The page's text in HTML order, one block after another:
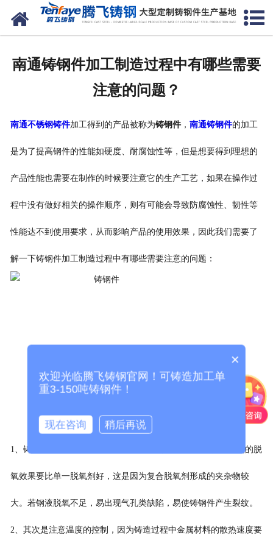
网站首页
联系我们
南通铸钢件加工制造过程中有哪些需要
注意的问题？
南通不锈钢铸件加工得到的产品被称为铸钢件， 南通铸钢件的加工
是为了提高钢件的性能如硬度、耐腐蚀性等，但是想要得到理想的
产品性能也需要在制作的时候要注意它的生产工艺，如果在操作过
程中没有做好相关的操作顺序，则有可能会导致防腐蚀性、韧性等
性能达不到使用要求，从而影响产品的使用效果，因此我们需要了
解一下铸钢件加工制造过程中有哪些需要注意的问题：
1、铸造过程中脱氧剂对及钢的性能都有较大影响。复合脱氧剂的脱
氧效果要比单一脱氧剂好，这是因为复合脱氧剂形成的夹杂物较
大。若钢液脱氧不足，易出现气孔类缺陷，易使铸钢件产生裂纹。
2、其次是注意温度的控制，因为铸造过程中金属材料的散热速度要
×
欢迎光临腾飞铸钢官网！可铸造加工单
重3-150吨铸钢件！
现在咨询 稍后再说